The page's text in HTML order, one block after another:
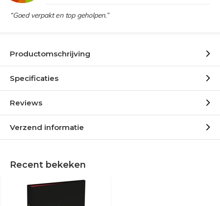
“Goed verpakt en top geholpen.”
Productomschrijving
Specificaties
Reviews
Verzend informatie
Recent bekeken